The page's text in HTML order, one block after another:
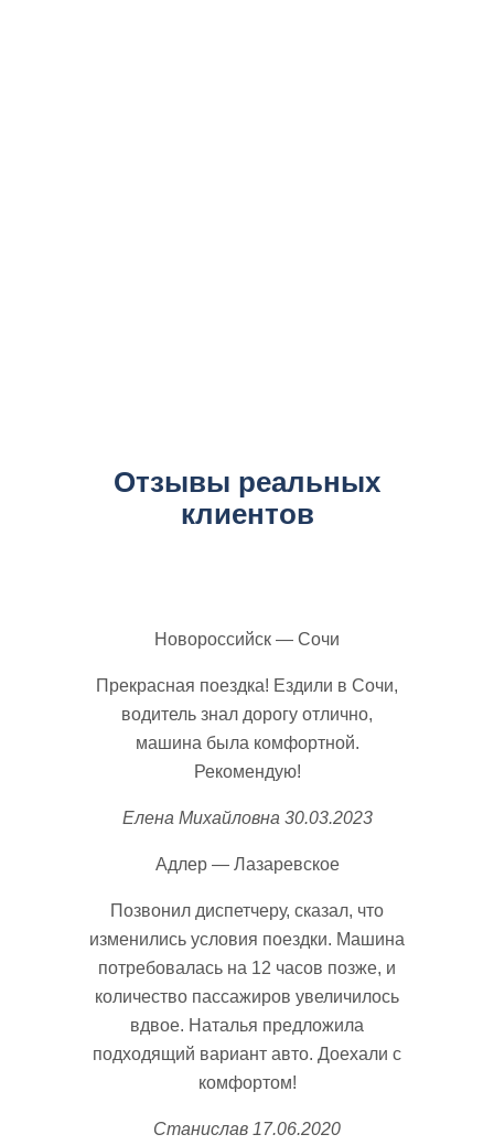
Отзывы реальных
клиентов
Новороссийск — Сочи
Прекрасная поездка! Ездили в Сочи,
водитель знал дорогу отлично,
машина была комфортной.
Рекомендую!
Елена Михайловна 30.03.2023
Адлер — Лазаревское
Позвонил диспетчеру, сказал, что
изменились условия поездки. Машина
потребовалась на 12 часов позже, и
количество пассажиров увеличилось
вдвое. Наталья предложила
подходящий вариант авто. Доехали с
комфортом!
Станислав 17.06.2020